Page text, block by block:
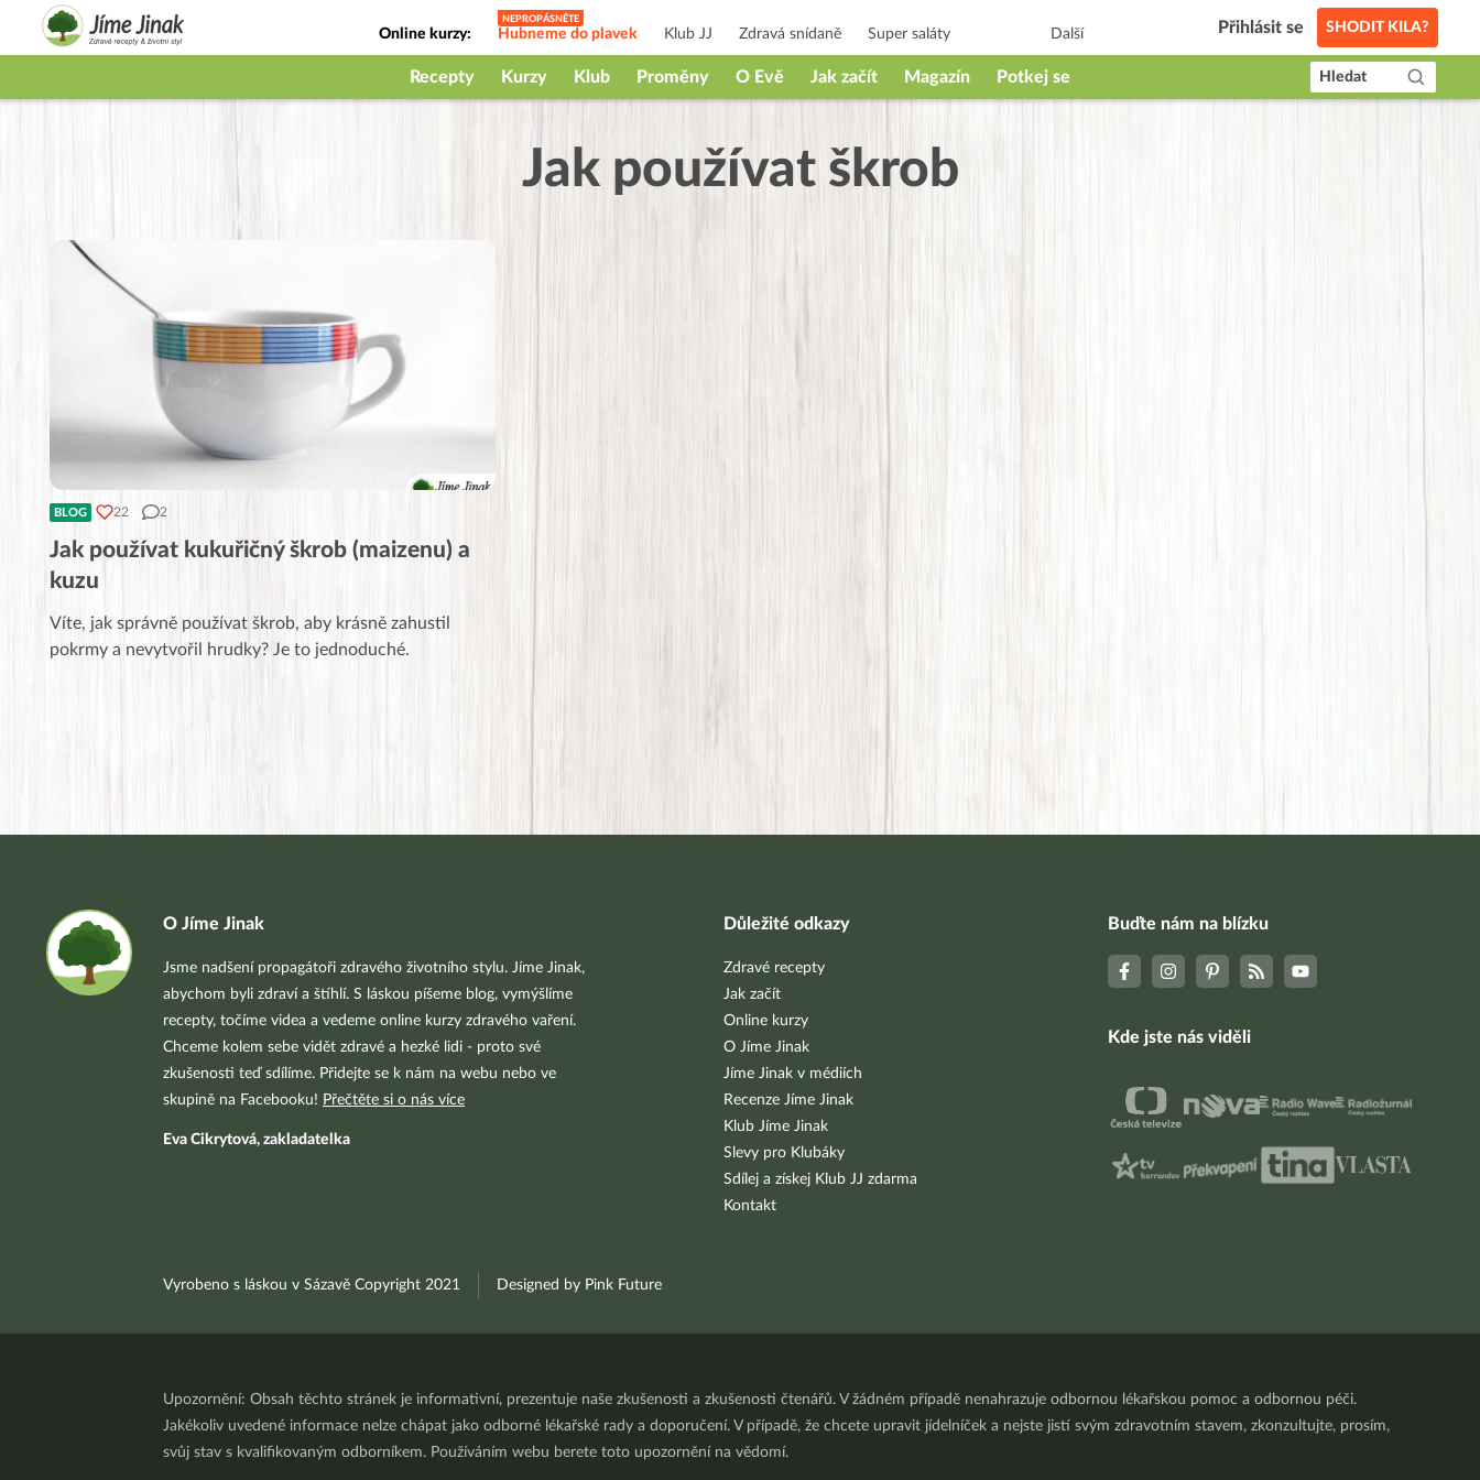
Online kurzy: Hubneme do plavek Klub JJ Zdravá snídaně Super saláty
Jak na babičky
Další Přihlásit se SHODIT KILA?
Recepty Kurzy Klub Proměny O Evě Jak začít Magazín Potkej se Hledat
Jak používat škrob
BLOG 22 2
Jak používat kukuřičný škrob (maizenu) a
kuzu
Víte, jak správně používat škrob, aby krásně zahustil
pokrmy a nevytvořil hrudky? Je to jednoduché.
O Jíme Jinak
Jsme nadšení propagátoři zdravého životního stylu. Jíme Jinak,
abychom byli zdraví a štíhlí. S láskou píšeme blog, vymýšlíme
recepty, točíme videa a vedeme online kurzy zdravého vaření.
Chceme kolem sebe vidět zdravé a hezké lidi - proto své
zkušenosti teď sdílíme. Přidejte se k nám na webu nebo ve
skupině na Facebooku! Přečtěte si o nás více
Eva Cikrytová, zakladatelka
Důležité odkazy
Zdravé recepty
Jak začít
Online kurzy
O Jíme Jinak
Jíme Jinak v médiích
Recenze Jíme Jinak
Klub Jíme Jinak
Slevy pro Klubáky
Sdílej a získej Klub JJ zdarma
Kontakt
Buďte nám na blízku
Kde jste nás viděli
Vyrobeno s láskou v Sázavě Copyright 2021 Designed by Pink Future
Upozornění: Obsah těchto stránek je informativní, prezentuje naše zkušenosti a zkušenosti čtenářů. V žádném případě nenahrazuje odbornou lékařskou pomoc a odbornou péči.
Jakékoliv uvedené informace nelze chápat jako odborné lékařské rady a doporučení. V případě, že chcete upravit jídelníček a nejste jistí svým zdravotním stavem, zkonzultujte, prosím,
svůj stav s kvalifikovaným odborníkem. Používáním webu berete toto upozornění na vědomí.